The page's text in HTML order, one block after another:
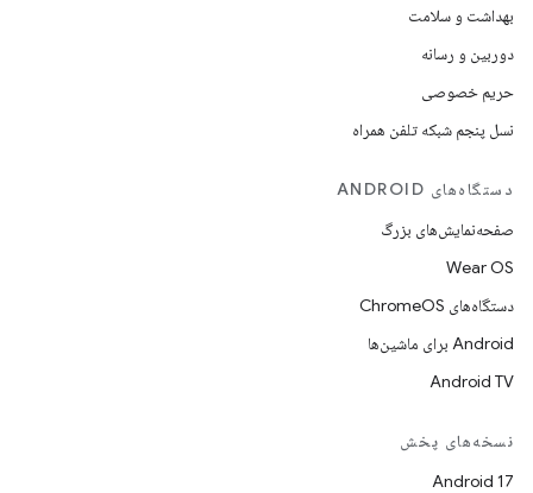
بهداشت و سلامت
دوربین و رسانه
حریم خصوصی
نسل پنجم شبکه تلفن همراه
دستگاه‌های ANDROID
صفحه‌نمایش‌های بزرگ
Wear OS
دستگاه‌های ChromeOS
Android برای ماشین‌ها
Android TV
نسخه‌های پخش
Android 17